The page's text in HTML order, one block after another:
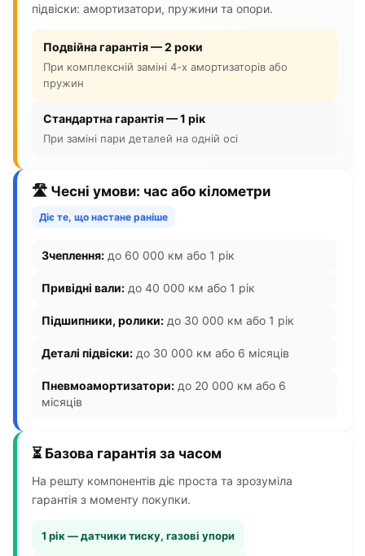
підвіски: амортизатори, пружини та опори.
Подвійна гарантія — 2 роки
При комплексній заміні 4-х амортизаторів або
пружин
Стандартна гарантія — 1 рік
При заміні пари деталей на одній осі
🛣️ Чесні умови: час або кілометри
Діє те, що настане раніше
Зчеплення: до 60 000 км або 1 рік
Привідні вали: до 40 000 км або 1 рік
Підшипники, ролики: до 30 000 км або 1 рік
Деталі підвіски: до 30 000 км або 6 місяців
Пневмоамортизатори: до 20 000 км або 6
місяців
⏳ Базова гарантія за часом
На решту компонентів діє проста та зрозуміла
гарантія з моменту покупки.
1 рік — датчики тиску, газові упори